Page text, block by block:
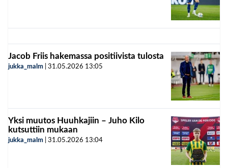
Jacob Friis hakemassa positiivista tulosta
jukka_malm 31.05.2026 13:05
Yksi muutos Huuhkajiin – Juho Kilo
kutsuttiin mukaan
jukka_malm 31.05.2026 13:04